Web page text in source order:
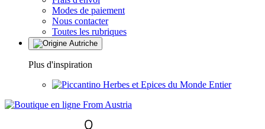
Modes de paiement
Nous contacter
Toutes les rubriques
Plus d'inspiration
Herbes et Epices du Monde Entier